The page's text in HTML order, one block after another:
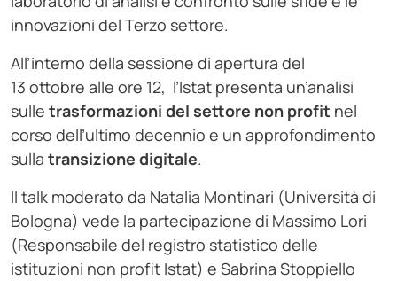
innovazioni del Terzo settore.
All’interno della sessione di apertura del
13 ottobre alle ore 12, l’Istat presenta un’analisi
sulle trasformazioni del settore non profit nel
corso dell’ultimo decennio e un approfondimento
sulla transizione digitale.
Il talk moderato da Natalia Montinari (Università di
Bologna) vede la partecipazione di Massimo Lori
(Responsabile del registro statistico delle
istituzioni non profit Istat) e Sabrina Stoppiello